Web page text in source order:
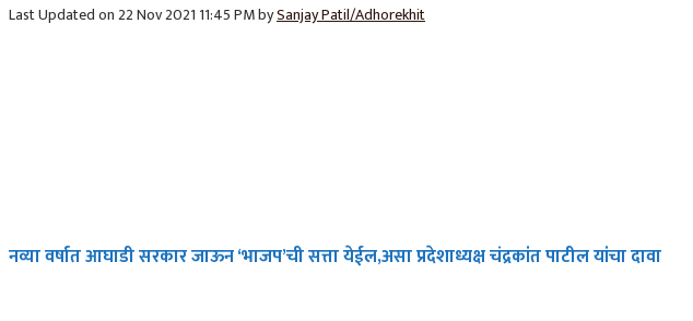
Last Updated on 22 Nov 2021 11:45 PM bySanjay Patil/Adhorekhit
नव्या वर्षात आघाडी सरकार जाऊन ‘भाजप’ची सत्ता येईल,असा प्रदेशाध्यक्ष चंद्रकांत पाटील यांचा दावा